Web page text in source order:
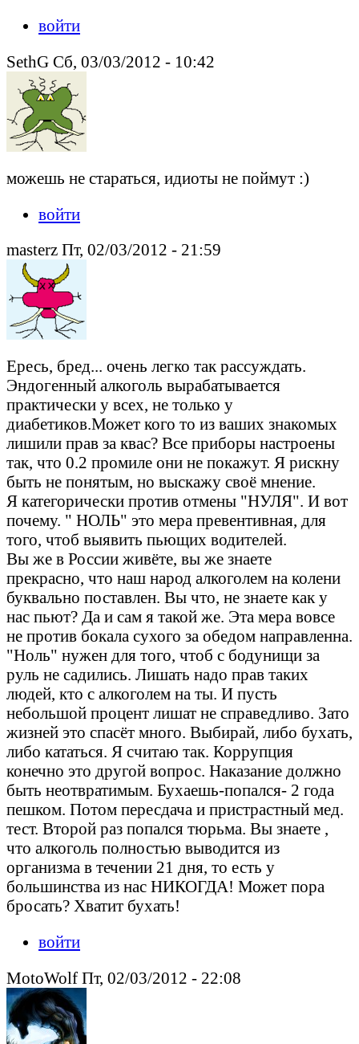
войти
SethG Сб, 03/03/2012 - 10:42
можешь не стараться, идиоты не поймут :)
войти
masterz Пт, 02/03/2012 - 21:59
Ересь, бред... очень легко так рассуждать.
Эндогенный алкоголь вырабатывается
практически у всех, не только у
диабетиков.Может кого то из ваших знакомых
лишили прав за квас? Все приборы настроены
так, что 0.2 промиле они не покажут. Я рискну
быть не понятым, но выскажу своё мнение.
Я категорически против отмены "НУЛЯ". И вот
почему. " НОЛЬ" это мера превентивная, для
того, чтоб выявить пьющих водителей.
Вы же в России живёте, вы же знаете
прекрасно, что наш народ алкоголем на колени
буквально поставлен. Вы что, не знаете как у
нас пьют? Да и сам я такой же. Эта мера вовсе
не против бокала сухого за обедом направленна.
"Ноль" нужен для того, чтоб с бодунищи за
руль не садились. Лишать надо прав таких
людей, кто с алкоголем на ты. И пусть
небольшой процент лишат не справедливо. Зато
жизней это спасёт много. Выбирай, либо бухать,
либо кататься. Я считаю так. Коррупция
конечно это другой вопрос. Наказание должно
быть неотвратимым. Бухаешь-попался- 2 года
пешком. Потом пересдача и пристрастный мед.
тест. Второй раз попался тюрьма. Вы знаете ,
что алкоголь полностью выводится из
организма в течении 21 дня, то есть у
большинства из нас НИКОГДА! Может пора
бросать? Хватит бухать!
войти
MotoWolf Пт, 02/03/2012 - 22:08